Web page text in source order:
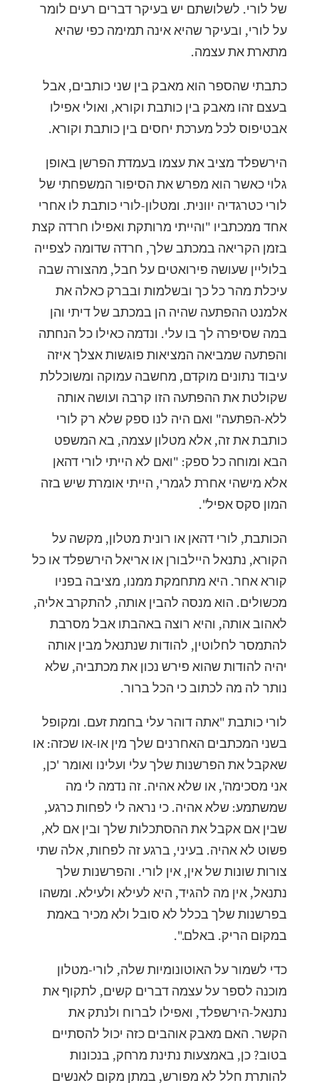
של לורי. לשלושתם יש בעיקר דברים רעים לומר
על לורי, ובעיקר שהיא אינה תמימה כפי שהיא
מתארת את עצמה.
כתבתי שהספר הוא מאבק בין שני כותבים, אבל
בעצם זהו מאבק בין כותבת וקורא, ואולי אפילו
אבטיפוס לכל מערכת יחסים בין כותבת וקורא.
הירשפלד מציב את עצמו בעמדת הפרשן באופן
גלוי כאשר הוא מפרש את הסיפור המשפחתי של
לורי כטרגדיה יוונית. ומטלון-לורי כותבת לו אחרי
אחד ממכתביו "והייתי מרותקת ואפילו חרדה קצת
בזמן הקריאה במכתב שלך, חרדה שדומה לצפייה
בלוליין שעושה פירואטים על חבל, מהצורה שבה
עיכלת מהר כל כך ובשלמות ובברק כאלה את
אלמנט ההפתעה שהיה הן במכתב של דיתי והן
במה שסיפרה לך בו עלי. ונדמה כאילו כל הנחתה
והפתעה שמביאה המציאות פוגשות אצלך איזה
עיבוד נתונים מוקדם, מחשבה עמוקה ומשוכללת
שקולטת את ההפתעה הזו קרבה ועושה אותה
ללא-הפתעה" ואם היה לנו ספק שלא רק לורי
כותבת את זה, אלא מטלון עצמה, בא המשפט
הבא ומוחה כל ספק: "ואם לא הייתי לורי דהאן
אלא מישהי אחרת לגמרי, הייתי אומרת שיש בזה
המון סקס אפיל".
הכותבת, לורי דהאן או רונית מטלון, מקשה על
הקורא, נתנאל היילבורן או אריאל הירשפלד או כל
קורא אחר. היא מתחמקת ממנו, מציבה בפניו
מכשולים. הוא מנסה להבין אותה, להתקרב אליה,
לאהוב אותה, והיא רוצה באהבתו אבל מסרבת
להתמסר לחלוטין, להודות שנתנאל מבין אותה
יהיה להודות שהוא פירש נכון את מכתביה, שלא
נותר לה מה לכתוב כי הכל ברור.
לורי כותבת "אתה דוהר עלי בחמת זעם. ומקופל
בשני המכתבים האחרנים שלך מין או-או שכזה: או
שאקבל את הפרשנות שלך עלי ועלינו ואומר 'כן,
אני מסכימה', או שלא אהיה. זה נדמה לי מה
שמשתמע: שלא אהיה. כי נראה לי לפחות כרגע,
שבין אם אקבל את ההסתכלות שלך ובין אם לא,
פשוט לא אהיה. בעיני, ברגע זה לפחות, אלה שתי
צורות שונות של אין, אין לורי. והפרשנות שלך
נתנאל, אין מה להגיד, היא לעילא ולעילא. ומשהו
בפרשנות שלך בכלל לא סובל ולא מכיר באמת
במקום הריק. באלם.".
כדי לשמור על האוטונומיות שלה, לורי-מטלון
מוכנה לספר על עצמה דברים קשים, לתקוף את
נתנאל-הירשפלד, ואפילו לברוח ולנתק את
הקשר. האם מאבק אוהבים כזה יכול להסתיים
בטוב? כן, באמצעות נתינת מרחק, בנכונות
להותרת חלל לא מפורש, במתן מקום לאנשים